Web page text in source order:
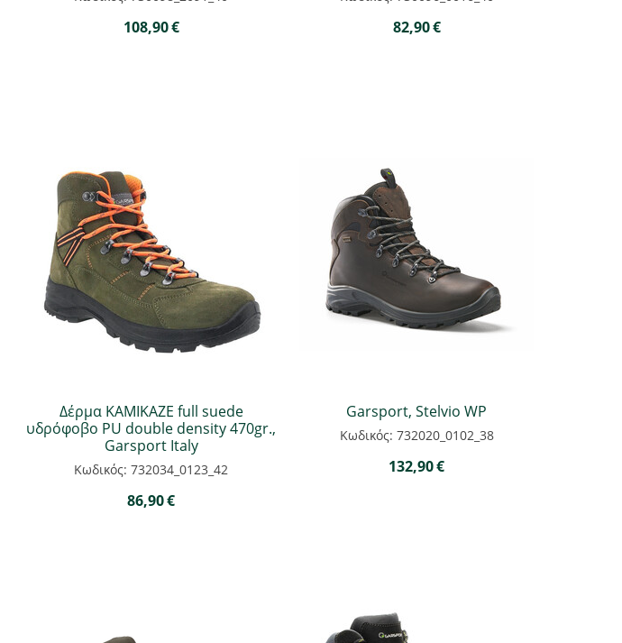
108,90€ 82,90€
Δέρμα KAMIKAZE full suede
υδρόφοβο PU double density 470gr.,
Garsport Italy
Κωδικός: 732034_0123_42
86,90€
Garsport, Stelvio WP
Κωδικός: 732020_0102_38
132,90€